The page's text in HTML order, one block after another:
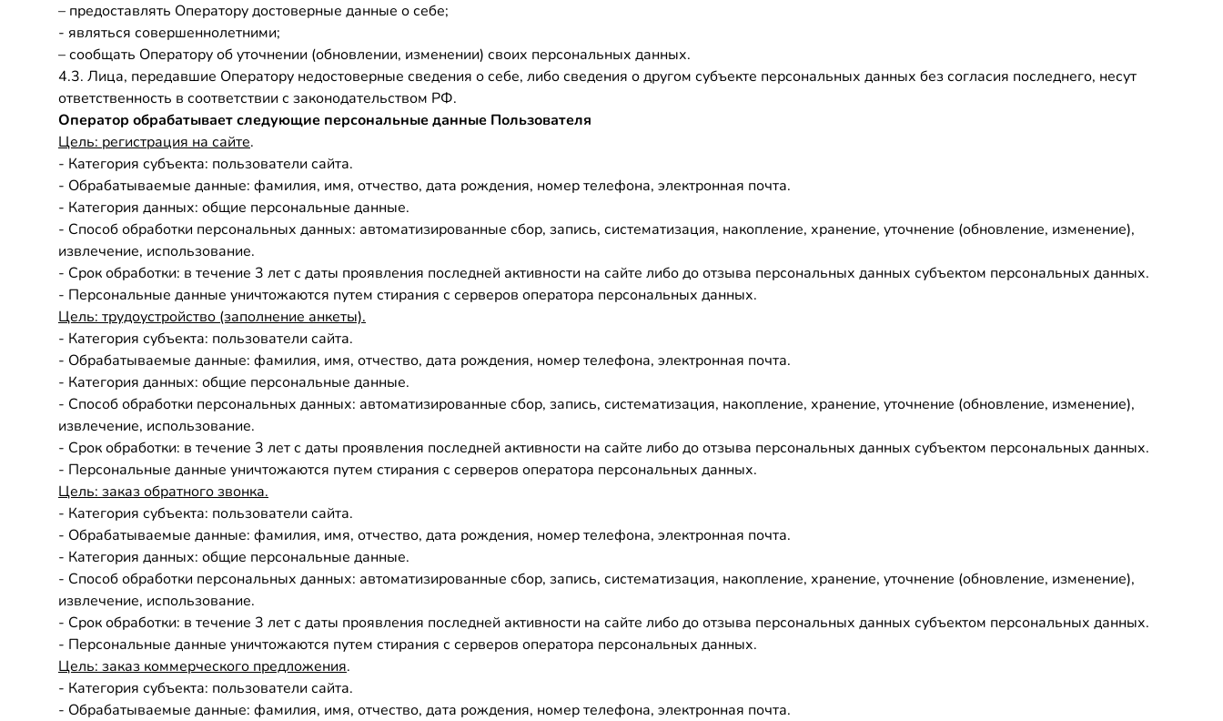
– предоставлять Оператору достоверные данные о себе;
- являться совершеннолетними;
– сообщать Оператору об уточнении (обновлении, изменении) своих персональных данных.
4.3. Лица, передавшие Оператору недостоверные сведения о себе, либо сведения о другом субъекте персональных данных без согласия последнего, несут
ответственность в соответствии с законодательством РФ.
Оператор обрабатывает следующие персональные данные Пользователя
Цель: регистрация на сайте.
- Категория субъекта: пользователи сайта.
- Обрабатываемые данные: фамилия, имя, отчество, дата рождения, номер телефона, электронная почта.
- Категория данных: общие персональные данные.
- Способ обработки персональных данных: автоматизированные сбор, запись, систематизация, накопление, хранение, уточнение (обновление, изменение),
извлечение, использование.
- Срок обработки: в течение 3 лет с даты проявления последней активности на сайте либо до отзыва персональных данных субъектом персональных данных.
- Персональные данные уничтожаются путем стирания с серверов оператора персональных данных.
Цель: трудоустройство (заполнение анкеты).
- Категория субъекта: пользователи сайта.
- Обрабатываемые данные: фамилия, имя, отчество, дата рождения, номер телефона, электронная почта.
- Категория данных: общие персональные данные.
- Способ обработки персональных данных: автоматизированные сбор, запись, систематизация, накопление, хранение, уточнение (обновление, изменение),
извлечение, использование.
- Срок обработки: в течение 3 лет с даты проявления последней активности на сайте либо до отзыва персональных данных субъектом персональных данных.
- Персональные данные уничтожаются путем стирания с серверов оператора персональных данных.
Цель: заказ обратного звонка.
- Категория субъекта: пользователи сайта.
- Обрабатываемые данные: фамилия, имя, отчество, дата рождения, номер телефона, электронная почта.
- Категория данных: общие персональные данные.
- Способ обработки персональных данных: автоматизированные сбор, запись, систематизация, накопление, хранение, уточнение (обновление, изменение),
извлечение, использование.
- Срок обработки: в течение 3 лет с даты проявления последней активности на сайте либо до отзыва персональных данных субъектом персональных данных.
- Персональные данные уничтожаются путем стирания с серверов оператора персональных данных.
Цель: заказ коммерческого предложения.
- Категория субъекта: пользователи сайта.
- Обрабатываемые данные: фамилия, имя, отчество, дата рождения, номер телефона, электронная почта.